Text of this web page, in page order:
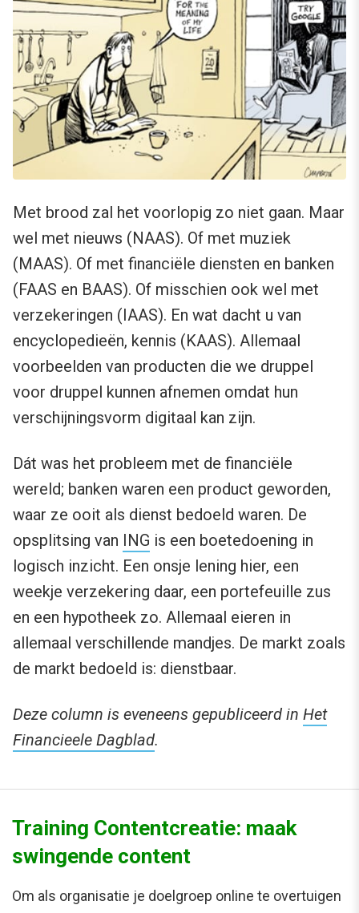
Met brood zal het voorlopig zo niet gaan. Maar
wel met nieuws (NAAS). Of met muziek
(MAAS). Of met financiële diensten en banken
(FAAS en BAAS). Of misschien ook wel met
verzekeringen (IAAS). En wat dacht u van
encyclopedieën, kennis (KAAS). Allemaal
voorbeelden van producten die we druppel
voor druppel kunnen afnemen omdat hun
verschijningsvorm digitaal kan zijn.
Dát was het probleem met de financiële
wereld; banken waren een product geworden,
waar ze ooit als dienst bedoeld waren. De
opsplitsing van ING is een boetedoening in
logisch inzicht. Een onsje lening hier, een
weekje verzekering daar, een portefeuille zus
en een hypotheek zo. Allemaal eieren in
allemaal verschillende mandjes. De markt zoals
de markt bedoeld is: dienstbaar.
Deze column is eveneens gepubliceerd in Het
Financieele Dagblad.
Training Contentcreatie: maak
swingende content
Om als organisatie je doelgroep online te overtuigen